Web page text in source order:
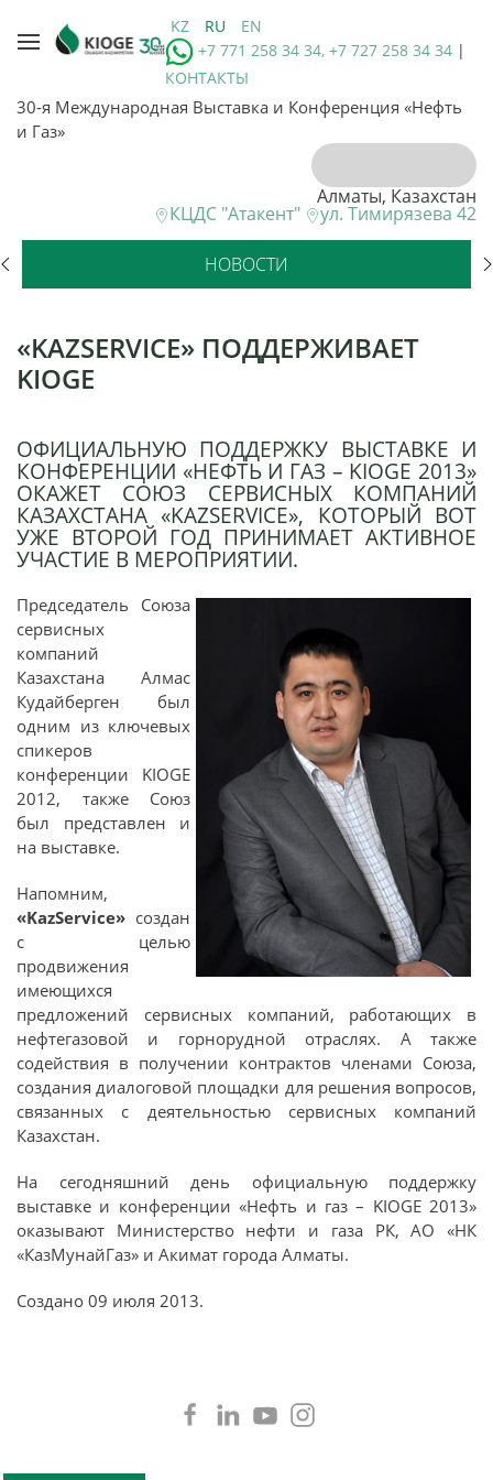
KZ RU
EN
+7 771 258 34 34, +7 727 258 34 34 |
КОНТАКТЫ
30-я Международная Выставка и Конференция «Нефть
и Газ»
Алматы, Казахстан
КЦДС "Атакент" ул. Тимирязева 42
НОВОСТИ
«KAZSERVICE» ПОДДЕРЖИВАЕТ
KIOGE
ОФИЦИАЛЬНУЮ ПОДДЕРЖКУ ВЫСТАВКЕ И
КОНФЕРЕНЦИИ «НЕФТЬ И ГАЗ – KIOGE 2013»
ОКАЖЕТ СОЮЗ СЕРВИСНЫХ КОМПАНИЙ
КАЗАХСТАНА «KAZSERVICE», КОТОРЫЙ ВОТ
УЖЕ ВТОРОЙ ГОД ПРИНИМАЕТ АКТИВНОЕ
УЧАСТИЕ В МЕРОПРИЯТИИ.
Председатель Союза
сервисных
компаний
Казахстана Алмас
Кудайберген был
одним из ключевых
спикеров
конференции KIOGE
2012, также Союз
был представлен и
на выставке.
Напомним,
«KazService» создан
с целью
продвижения
имеющихся
предложений сервисных компаний, работающих в
нефтегазовой и горнорудной отраслях. А также
содействия в получении контрактов членами Союза,
создания диалоговой площадки для решения вопросов,
связанных с деятельностью сервисных компаний
Казахстан.
На сегодняшний день официальную поддержку
выставке и конференции «Нефть и газ – KIOGE 2013»
оказывают Министерство нефти и газа РК, АО «НК
«КазМунайГаз» и Акимат города Алматы.
Создано 09 июля 2013.